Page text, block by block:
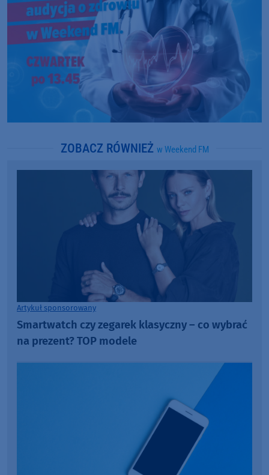
ZOBACZ RÓWNIEŻ w Weekend FM
Artykuł sponsorowany
Smartwatch czy zegarek klasyczny – co wybrać
na prezent? TOP modele